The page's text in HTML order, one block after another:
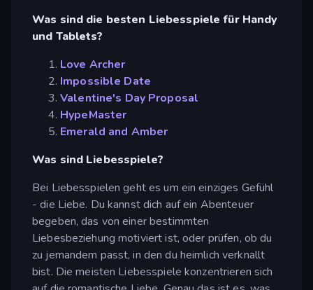
Was sind die besten Liebesspiele für Handy
und Tablets?
Love Archer
Impossible Date
Valentine's Day Proposal
HypeMaster
Emerald and Amber
Was sind Liebesspiele?
Bei Liebesspielen geht es um ein einziges Gefühl
- die Liebe. Du kannst dich auf ein Abenteuer
begeben, das von einer bestimmten
Liebesbeziehung motiviert ist, oder prüfen, ob du
zu jemandem passt, in den du heimlich verknallt
bist. Die meisten Liebesspiele konzentrieren sich